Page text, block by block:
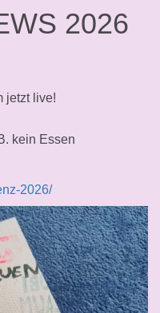
2026
jetzt live!
kein Essen
2026/